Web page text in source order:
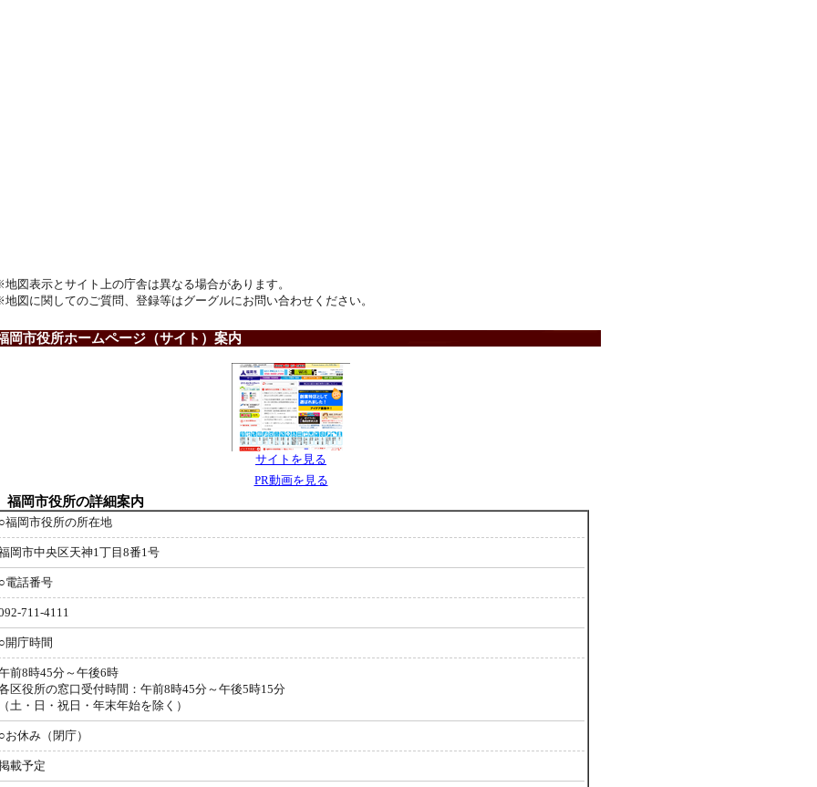
図表示とサイト上の庁舎は異なる場合があります。
図に関してのご質問、登録等はグーグルにお問い合わせください。
市役所ホームページ（サイト）案内
サイトを見る
PR動画を見る
岡市役所の詳細案内
福岡市役所の所在地
岡市中央区天神1丁目8番1号
電話番号
711-4111
開庁時間
前8時45分～午後6時
区役所の窓口受付時間：午前8時45分～午後5時15分
土・日・祝日・年末年始を除く）
お休み（閉庁）
載予定